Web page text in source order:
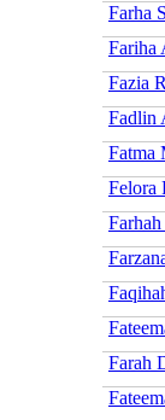
Farha
Fariha
Fazia
Fadlin
Fatma
Felora
Farah